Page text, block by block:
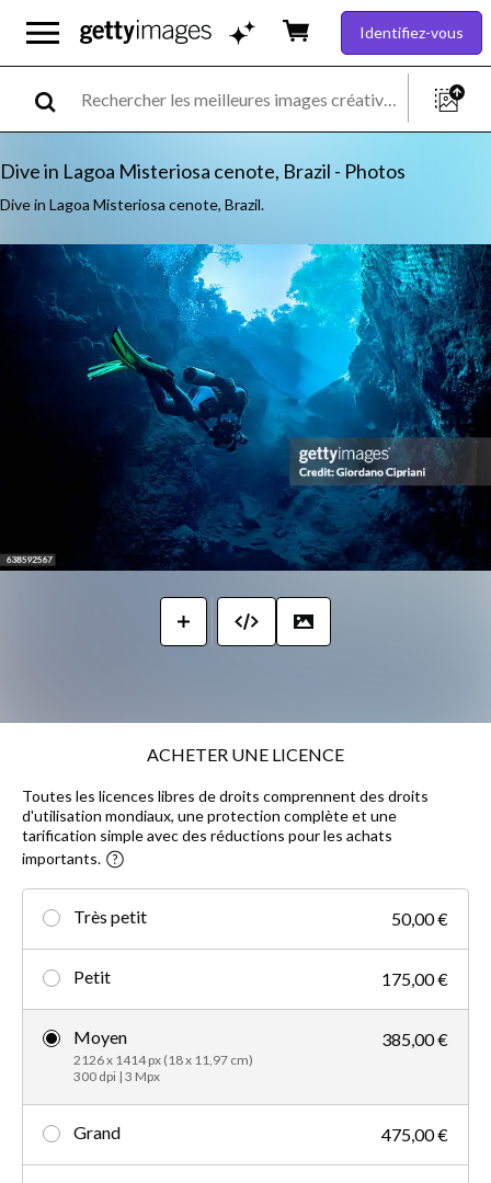
Identifiez-vous
Dive in Lagoa Misteriosa cenote, Brazil - Photos
Dive in Lagoa Misteriosa cenote, Brazil.
ACHETER UNE LICENCE
Toutes les licences libres de droits comprennent des droits
d'utilisation mondiaux, une protection complète et une
tarification simple avec des réductions pour les achats
importants.
Très petit 50,00 €
Petit 175,00 €
Moyen
2126 x 1414 px (18 x 11,97 cm)
300 dpi | 3 Mpx
385,00 €
Grand 475,00 €